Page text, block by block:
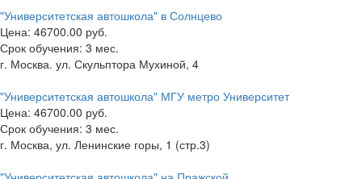
"Университетская автошкола" в Солнцево
Цена: 46700.00 руб.
Срок обучения: 3 мес.
г. Москва. ул. Скульптора Мухиной, 4
"Университетская автошкола" МГУ метро Университет
Цена: 46700.00 руб.
Срок обучения: 3 мес.
г. Москва, ул. Ленинские горы, 1 (стр.3)